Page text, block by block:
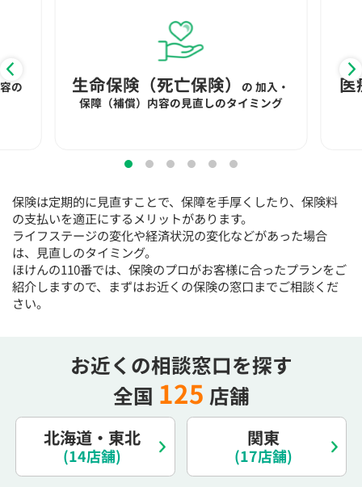
◯
18:00
○：予約可 ×：予約不可
：お電話にてお問い合わせください
0120-987-110
平日 / 土日祝日 10:00〜17:00（通話無料）
※受付時間外にご予約をいただいた場合は、
翌営業日のご連絡となります
生命保険（死亡保険） の 加入・
保障（補償）内容の見直しのタイミング
医
の
保険は定期的に見直すことで、保障を手厚くしたり、保険料
の支払いを適正にするメリットがあります。
ライフステージの変化や経済状況の変化などがあった場合
は、見直しのタイミング。
ほけんの110番では、保険のプロがお客様に合ったプランをご
紹介しますので、まずはお近くの保険の窓口までご相談くだ
さい。
お近くの相談窓口を探す
全国 125 店舗
北海道・東北
(14店舗)
関東
(17店舗)